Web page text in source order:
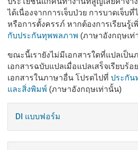
ได้เนื่องจากการเจ็บป่วย การบาดเจ็บ
หรือการตั้งครรภ์ หากต้องการเรียนรู้เ
กับประกันทุพพลภาพ (ภาษาอังกฤษเท่
ขณะนี้เรายังไม่มีเอกสารใดที่แปลเป็น
เอกสารฉบับแปลเมื่อแปลเสร็จเรียบร้
เอกสารในภาษาอื่น โปรดไปที่ ประกัน
และสิ่งพิมพ์ (ภาษาอังกฤษเท่านั้น)
DI แบบฟอร์ม